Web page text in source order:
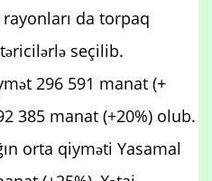
da torpaq
seçilib.
296 591 manat (+
385 manat (+20%) olub.
orta qiyməti Yasamal